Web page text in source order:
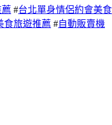
#台北單身情侶約會美食
食旅遊推薦 #自動販賣機